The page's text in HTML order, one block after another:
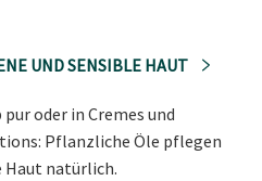
UND SENSIBLE HAUT
pur oder in Cremes und
Pflanzliche Öle pflegen
Haut natürlich.